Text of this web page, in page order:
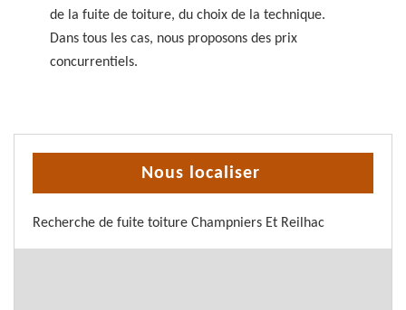
de la fuite de toiture, du choix de la technique.
Dans tous les cas, nous proposons des prix
concurrentiels.
Nous localiser
Recherche de fuite toiture Champniers Et Reilhac